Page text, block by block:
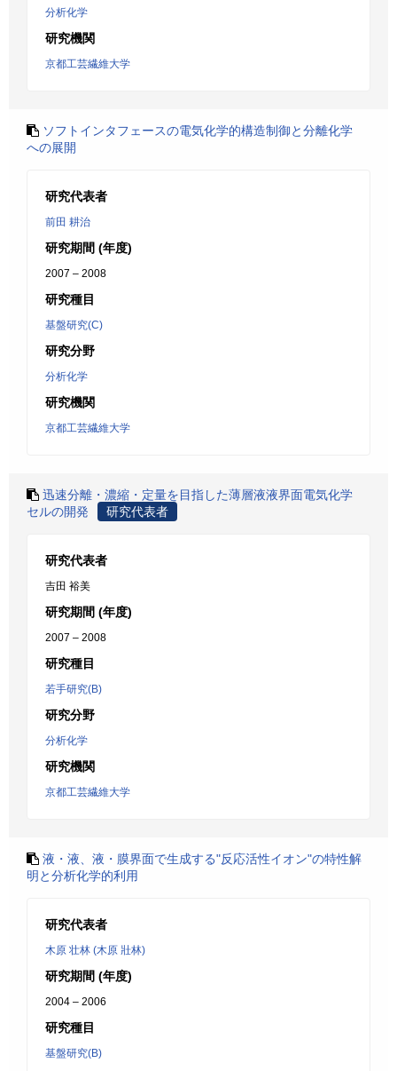
分析化学
研究機関
京都工芸繊維大学
ソフトインタフェースの電気化学的構造制御と分離化学
への展開
研究代表者
前田 耕治
研究期間 (年度)
2007 – 2008
研究種目
基盤研究(C)
研究分野
分析化学
研究機関
京都工芸繊維大学
迅速分離・濃縮・定量を目指した薄層液液界面電気化学
セルの開発
研究代表者
研究代表者
吉田 裕美
研究期間 (年度)
2007 – 2008
研究種目
若手研究(B)
研究分野
分析化学
研究機関
京都工芸繊維大学
液・液、液・膜界面で生成する"反応活性イオン"の特性解
明と分析化学的利用
研究代表者
木原 壮林 (木原 壯林)
研究期間 (年度)
2004 – 2006
研究種目
基盤研究(B)